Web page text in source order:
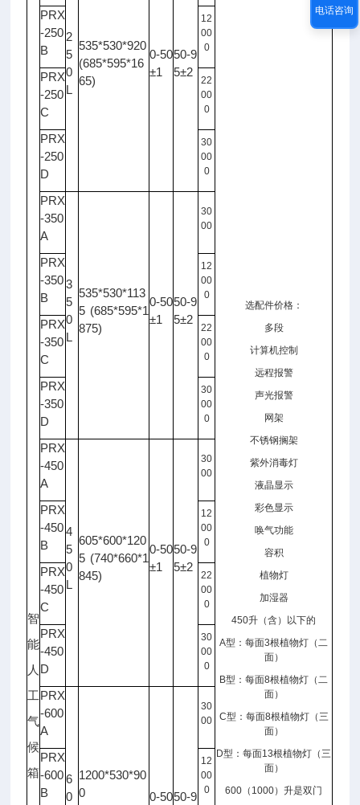
智
能
人
工
气
候
箱
选配件价格：
多段
计算机控制
远程报警
声光报警
网架
不锈钢搁架
紫外消毒灯
液晶显示
彩色显示
唤气功能
容积
植物灯
加湿器
450升（含）以下的
A型：每面3根植物灯（二
面）
B型：每面8根植物灯（二
面）
C型：每面8根植物灯（三
面）
D型：每面13根植物灯（三
面）
600 （ 1000）升是双门
2
5
0
L
535*530*920
(685*595*16
65)
0-50
±1
50-9
5±2
PRX
-250
B
12
00
0
PRX
-250
C
22
00
0
PRX
-250
D
30
00
0
PRX
-350
A
3
5
0
L
535*530*113
5 (685*595*1
875)
0-50
±1
50-9
5±2
30
00
PRX
-350
B
12
00
0
PRX
-350
C
22
00
0
PRX
-350
D
30
00
0
PRX
-450
A
4
5
0
L
605*600*120
5 (740*660*1
845)
0-50
±1
50-9
5±2
30
00
PRX
-450
B
12
00
0
PRX
-450
C
22
00
0
PRX
-450
D
30
00
0
PRX
-600
A
6
0
1200*530*90
0
0-5050-9
30
00
PRX
-600
B
12
00
0
电话咨询